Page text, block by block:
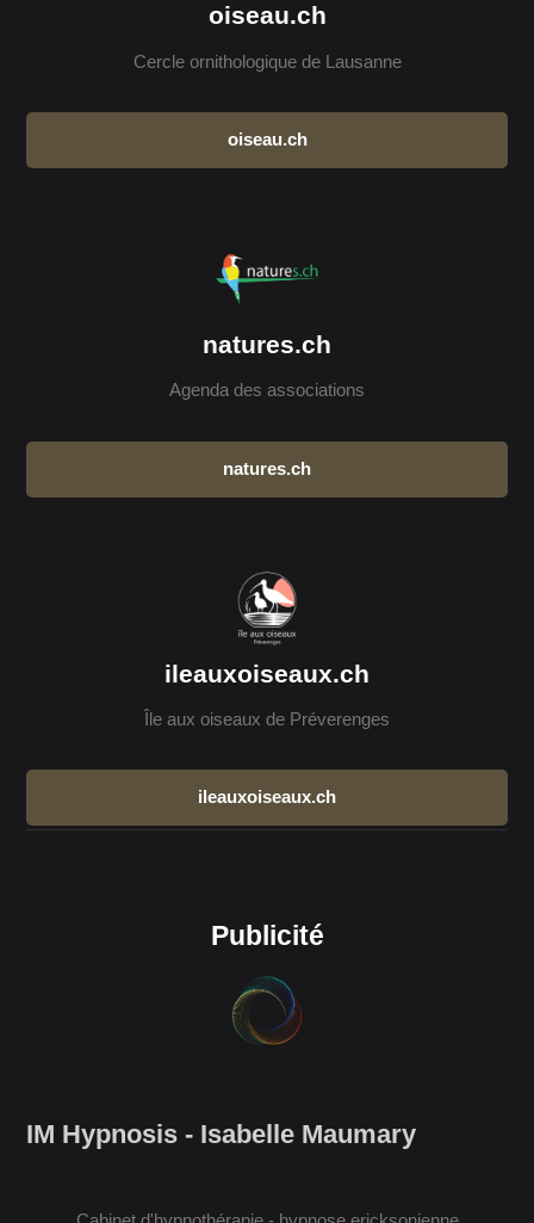
oiseau.ch
Cercle ornithologique de Lausanne
oiseau.ch
natures.ch
Agenda des associations
natures.ch
ileauxoiseaux.ch
Île aux oiseaux de Préverenges
ileauxoiseaux.ch
Publicité
IM Hypnosis - Isabelle Maumary